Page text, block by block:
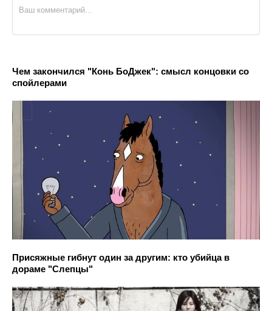
Чем закончился "Конь БоДжек": смысл концовки со
спойлерами
Присяжные гибнут один за другим: кто убийца в
дораме "Слепцы"